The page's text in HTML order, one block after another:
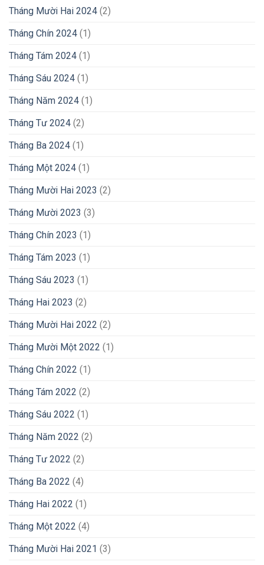
Tháng Mười Hai 2024 (2)
Tháng Chín 2024 (1)
Tháng Tám 2024 (1)
Tháng Sáu 2024 (1)
Tháng Năm 2024 (1)
Tháng Tư 2024 (2)
Tháng Ba 2024 (1)
Tháng Một 2024 (1)
Tháng Mười Hai 2023 (2)
Tháng Mười 2023 (3)
Tháng Chín 2023 (1)
Tháng Tám 2023 (1)
Tháng Sáu 2023 (1)
Tháng Hai 2023 (2)
Tháng Mười Hai 2022 (2)
Tháng Mười Một 2022 (1)
Tháng Chín 2022 (1)
Tháng Tám 2022 (2)
Tháng Sáu 2022 (1)
Tháng Năm 2022 (2)
Tháng Tư 2022 (2)
Tháng Ba 2022 (4)
Tháng Hai 2022 (1)
Tháng Một 2022 (4)
Tháng Mười Hai 2021 (3)